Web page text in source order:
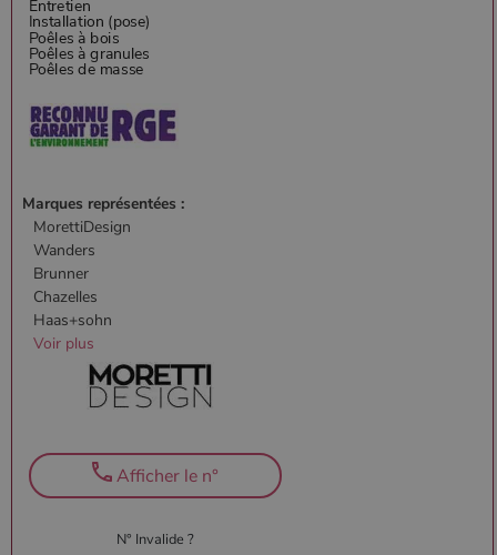
Marques représentées :
MorettiDesign
Wanders
Brunner
Chazelles
Haas+sohn
Voir plus
N° Invalide ?
Afficher le n°